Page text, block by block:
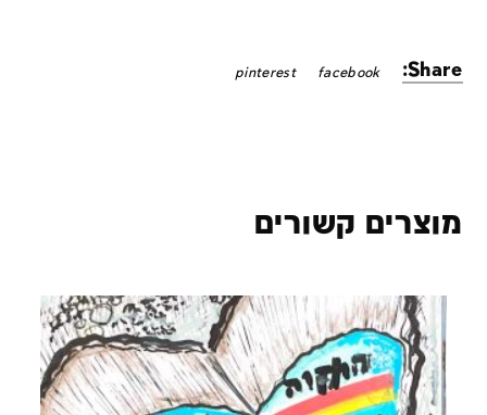
Share:
facebook
pinterest
מוצרים קשורים